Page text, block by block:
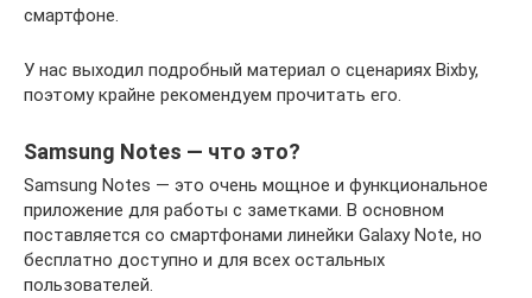
смартфоне.
У нас выходил подробный материал о сценариях Bixby,
поэтому крайне рекомендуем прочитать его.
Samsung Notes — что это?
Samsung Notes — это очень мощное и функциональное
приложение для работы с заметками. В основном
поставляется со смартфонами линейки Galaxy Note, но
бесплатно доступно и для всех остальных
пользователей.